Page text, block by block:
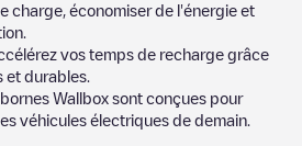
charge, économiser de l'énergie et
vos temps de recharge grâce
et durables.
Wallbox sont conçues pour
véhicules électriques de demain.